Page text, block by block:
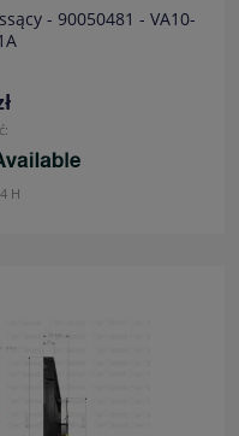
- 90050481 - VA10-
H